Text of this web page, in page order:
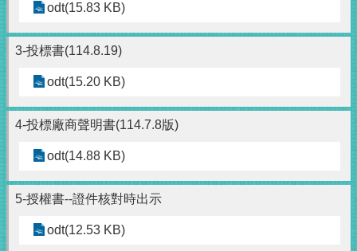
odt(15.83 KB)
3-投標書(114.8.19)
odt(15.20 KB)
4-投標廠商聲明書(114.7.8版)
odt(14.88 KB)
5-授權書--證件核對時出示
odt(12.53 KB)